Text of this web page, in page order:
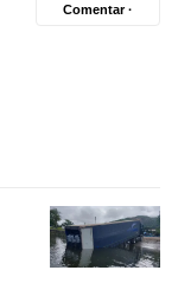
Comentar ·